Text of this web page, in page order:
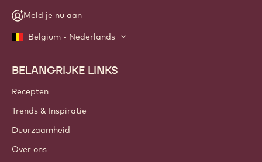
Meld je nu aan
Belgium - Nederlands
Footer
Callebaut
BELANGRIJKE LINKS
Recepten
Trends & Inspiratie
Duurzaamheid
Over ons